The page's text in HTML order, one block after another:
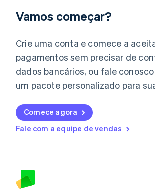
Vamos começar?
Crie uma conta e comece a
pagamentos sem precisar de
dados bancários, ou fale
um pacote personalizado para
Comece agora
Fale com a equipe de vendas
Itália
Japão
Letônia
English
Liechtenstein
Deutsch English
English
Luxemburgo
FrançaisDeutschEnglish
English
México